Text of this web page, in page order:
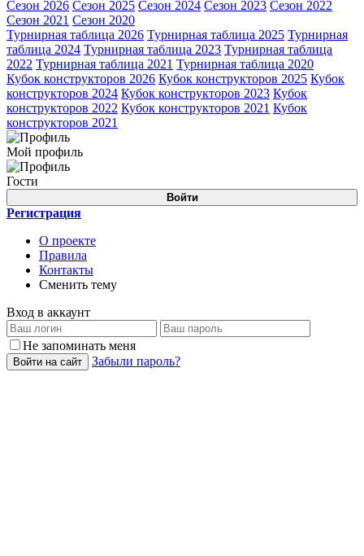
Сезон 2026 Сезон 2025 Сезон 2024 Сезон 2023 Сезон 2022
Сезон 2021 Сезон 2020
Турнирная таблица 2026 Турнирная таблица 2025 Турнирная
таблица 2024 Турнирная таблица 2023 Турнирная таблица
2022 Турнирная таблица 2021 Турнирная таблица 2020
Кубок конструкторов 2026 Кубок конструкторов 2025 Кубок
конструкторов 2024 Кубок конструкторов 2023 Кубок
конструкторов 2022 Кубок конструкторов 2021 Кубок
конструкторов 2021
Мой профиль
Гости
Войти
Регистрация
О проекте
Правила
Контакты
Сменить тему
Вход в аккаунт
Не запоминать меня
Войти на сайт Забыли пароль?